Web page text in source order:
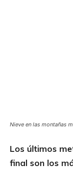
Nieve en las montañas
Los últimos
final son los